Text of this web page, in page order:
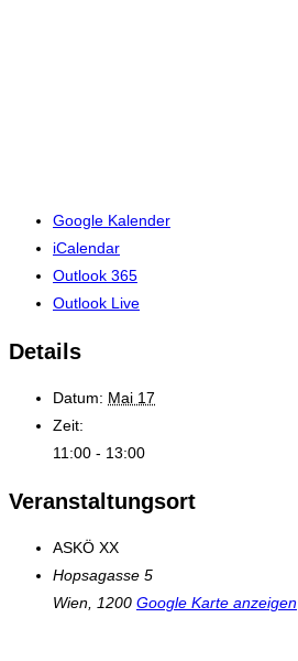
Google Kalender
iCalendar
Outlook 365
Outlook Live
Details
Datum: Mai 17
Zeit:
11:00 - 13:00
Veranstaltungsort
ASKÖ XX
Hopsagasse 5
Wien, 1200 Google Karte anzeigen